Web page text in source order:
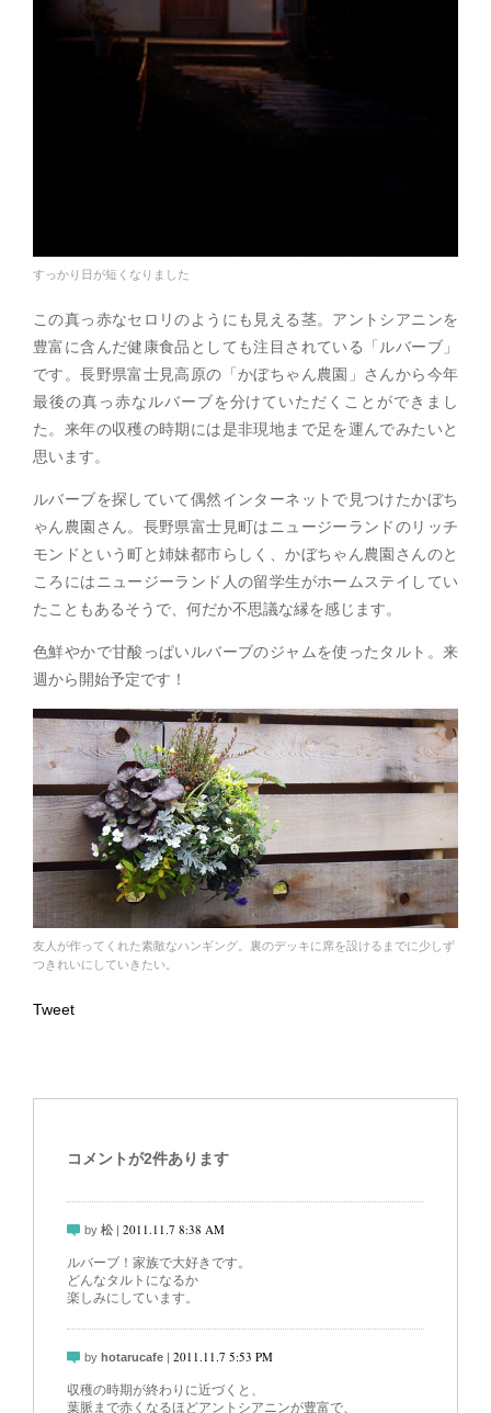
すっかり日が短くなりました
この真っ赤なセロリのようにも見える茎。アントシアニンを
豊富に含んだ健康食品としても注目されている「ルバーブ」
です。長野県富士見高原の「かぼちゃん農園」さんから今年
最後の真っ赤なルバーブを分けていただくことができまし
た。来年の収穫の時期には是非現地まで足を運んでみたいと
思います。
ルバーブを探していて偶然インターネットで見つけたかぼち
ゃん農園さん。長野県富士見町はニュージーランドのリッチ
モンドという町と姉妹都市らしく、かぼちゃん農園さんのと
ころにはニュージーランド人の留学生がホームステイしてい
たこともあるそうで、何だか不思議な縁を感じます。
色鮮やかで甘酸っぱいルバーブのジャムを使ったタルト。来
週から開始予定です！
友人が作ってくれた素敵なハンギング。裏のデッキに席を設けるまでに少しず
つきれいにしていきたい。
Tweet
コメントが2件あります
by 松 | 2011.11.7 8:38 AM
ルバーブ！家族で大好きです。
どんなタルトになるか
楽しみにしています。
by hotarucafe | 2011.11.7 5:53 PM
収穫の時期が終わりに近づくと、
葉脈まで赤くなるほどアントシアニンが豊富で、